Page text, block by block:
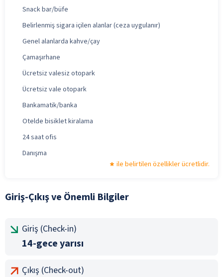
Snack bar/büfe
Belirlenmiş sigara içilen alanlar (ceza uygulanır)
Genel alanlarda kahve/çay
Çamaşırhane
Ücretsiz valesiz otopark
Ücretsiz vale otopark
Bankamatik/banka
Otelde bisiklet kiralama
24 saat ofis
Danışma
ile belirtilen özellikler ücretlidir.
Giriş-Çıkış ve Önemli Bilgiler
Giriş (Check-in)
14-gece yarısı
Çıkış (Check-out)